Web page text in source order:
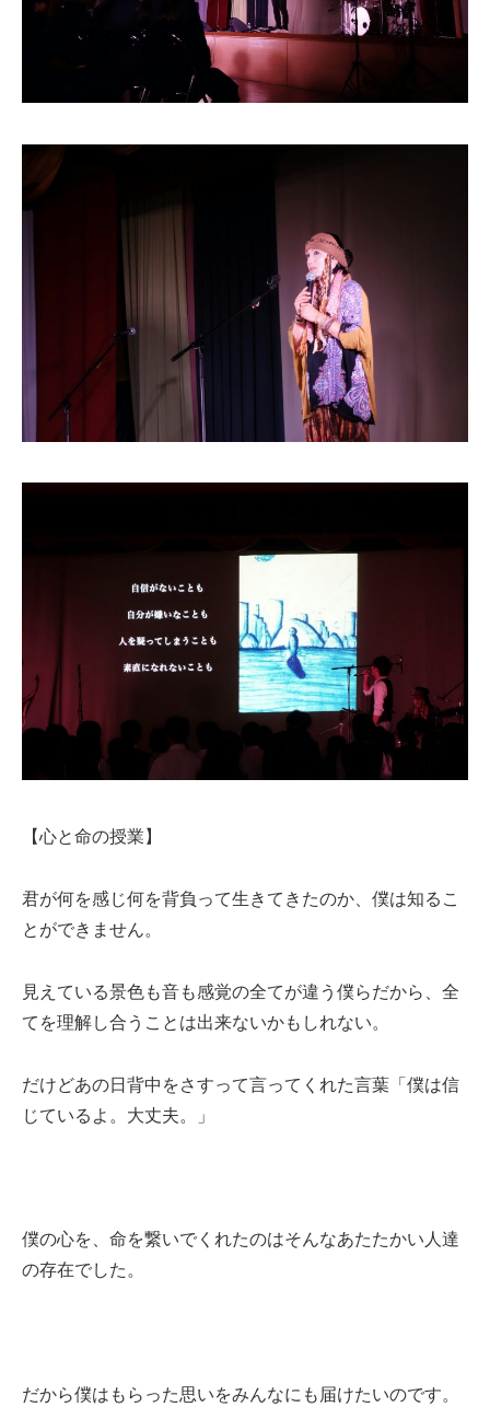
【心と命の授業】
君が何を感じ何を背負って生きてきたのか、僕は知るこ
とができません。
見えている景色も音も感覚の全てが違う僕らだから、全
てを理解し合うことは出来ないかもしれない。
だけどあの日背中をさすって言ってくれた言葉「僕は信
じているよ。大丈夫。」
僕の心を、命を繋いでくれたのはそんなあたたかい人達
の存在でした。
だから僕はもらった思いをみんなにも届けたいのです。